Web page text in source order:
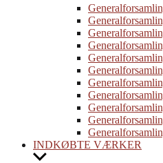
menu
INDKØBTE VÆRKER
Show